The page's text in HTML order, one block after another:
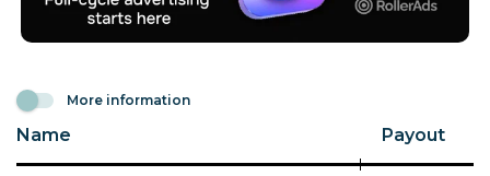
More information
Name Payout